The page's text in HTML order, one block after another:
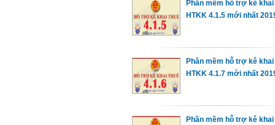
Phần mềm hỗ trợ kê
HTKK 4.1.5 mới nhất
Phần mềm hỗ trợ kê
HTKK 4.1.7 mới nhất
Phần mềm hỗ trợ kê